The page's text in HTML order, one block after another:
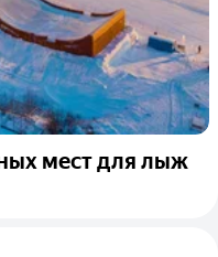
мест для лыж